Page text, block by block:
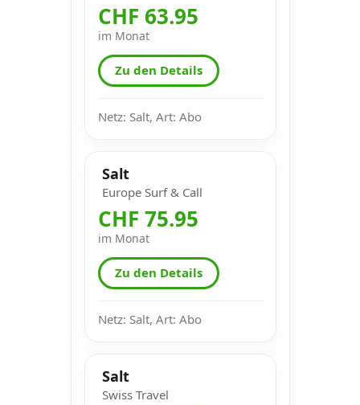
CHF 63.95
im Monat
Zu den Details
Netz: Salt, Art: Abo
Salt
Europe Surf & Call
CHF 75.95
im Monat
Zu den Details
Netz: Salt, Art: Abo
Salt
Swiss Travel